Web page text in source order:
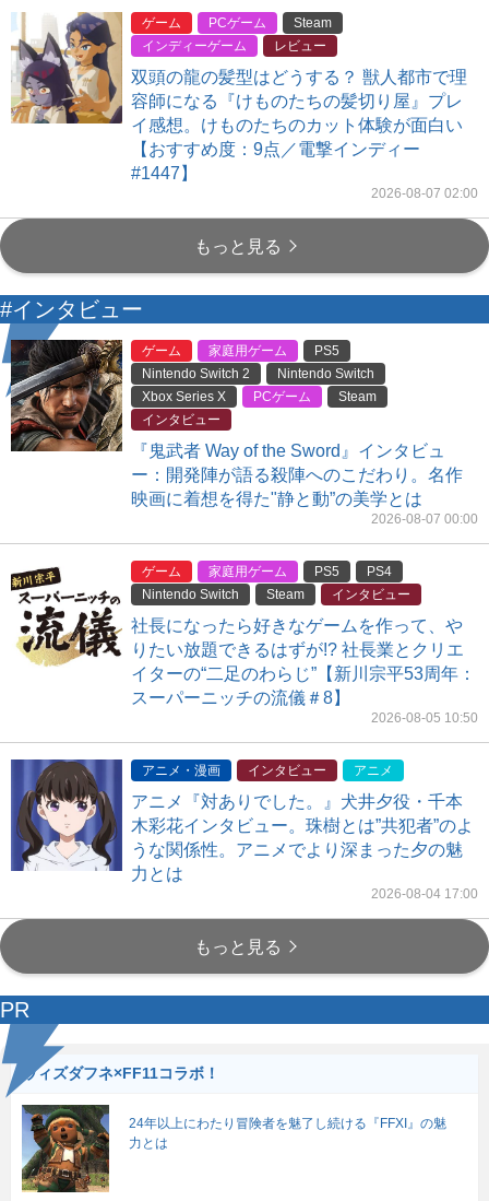
ゲーム PCゲーム
Steam
インディーゲーム
レビュー
双頭の龍の髪型はどうする？ 獣人都市で理
容師になる『けものたちの髪切り屋』プレ
イ感想。けものたちのカット体験が面白い
【おすすめ度：9点／電撃インディー
#1447】
2026-08-07 02:00
もっと見る
#インタビュー
ゲーム 家庭用ゲーム
PS5
Nintendo Switch 2
Nintendo Switch
Xbox Series X
PCゲーム
Steam
インタビュー
『鬼武者 Way of the Sword』インタビュ
ー：開発陣が語る殺陣へのこだわり。名作
映画に着想を得た"静と動”の美学とは
2026-08-07 00:00
ゲーム 家庭用ゲーム PS5
PS4
Nintendo Switch
Steam インタビュー
社長になったら好きなゲームを作って、や
りたい放題できるはずが!? 社長業とクリエ
イターの“二足のわらじ”【新川宗平53周年：
スーパーニッチの流儀＃8】
2026-08-05 10:50
アニメ・漫画 インタビュー アニメ
アニメ『対ありでした。』犬井夕役・千本
木彩花インタビュー。珠樹とは”共犯者”のよ
うな関係性。アニメでより深まった夕の魅
力とは
2026-08-04 17:00
もっと見る
PR
ウィズダフネ×FF11コラボ！
24年以上にわたり冒険者を魅了し続ける『FFXI』の魅
力とは